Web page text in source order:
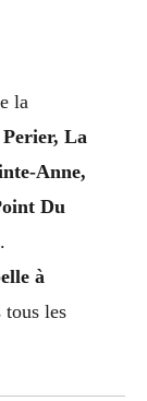
la
La
Anne,
Du
à
tous les